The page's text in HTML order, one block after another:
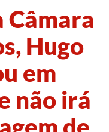
Câmara
Hugo
em
não irá